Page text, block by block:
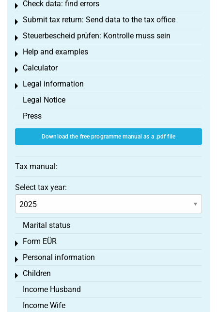
Check data: find errors
Toggle menu
Submit tax return: Send data to the tax office
Toggle menu
Steuerbescheid prüfen: Kontrolle muss sein
Toggle menu
Help and examples
Toggle menu
Calculator
Toggle menu
Legal information
Toggle menu
Legal Notice
Press
Download the free programme manual as a .pdf file
Tax manual:
Select tax year:
Marital status
Form EÜR
Toggle menu
Personal information
Toggle menu
Children
Toggle menu
Income Husband
Income Wife